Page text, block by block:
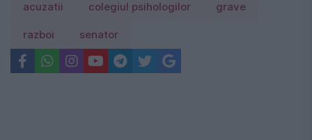
acuzatii colegiul psihologilor grave
razboi senator